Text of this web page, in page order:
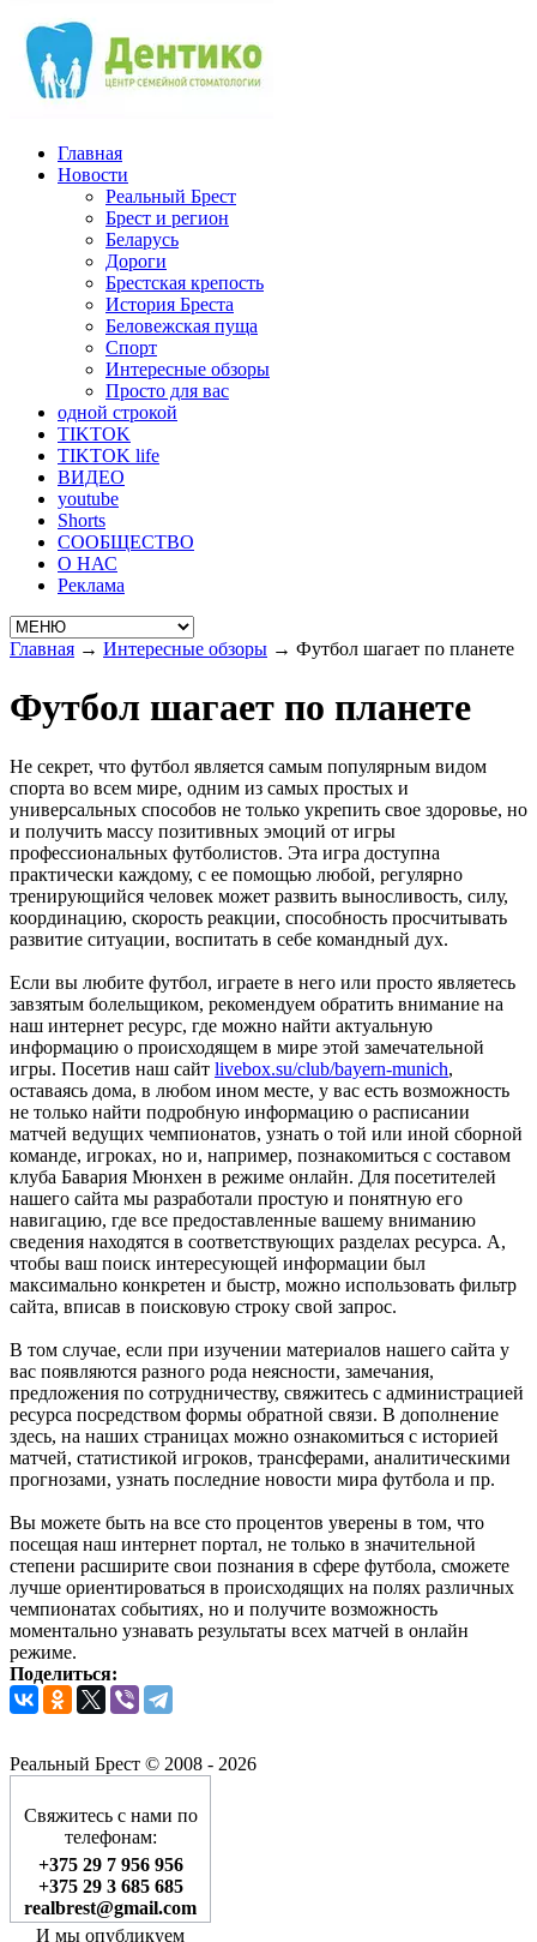
Главная
Новости
Реальный Брест
Брест и регион
Беларусь
Дороги
Брестская крепость
История Бреста
Беловежская пуща
Спорт
Интересные обзоры
Просто для вас
одной строкой
TIKTOK
TIKTOK life
ВИДЕО
youtube
Shorts
СООБЩЕСТВО
О НАС
Реклама
Главная → Интересные обзоры → Футбол шагает по планете
Футбол шагает по планете
Не секрет, что футбол является самым популярным видом
спорта во всем мире, одним из самых простых и
универсальных способов не только укрепить свое здоровье, но
и получить массу позитивных эмоций от игры
профессиональных футболистов. Эта игра доступна
практически каждому, с ее помощью любой, регулярно
тренирующийся человек может развить выносливость, силу,
координацию, скорость реакции, способность просчитывать
развитие ситуации, воспитать в себе командный дух.
Если вы любите футбол, играете в него или просто являетесь
завзятым болельщиком, рекомендуем обратить внимание на
наш интернет ресурс, где можно найти актуальную
информацию о происходящем в мире этой замечательной
игры. Посетив наш сайт livebox.su/club/bayern-munich,
оставаясь дома, в любом ином месте, у вас есть возможность
не только найти подробную информацию о расписании
матчей ведущих чемпионатов, узнать о той или иной сборной
команде, игроках, но и, например, познакомиться с составом
клуба Бавария Мюнхен в режиме онлайн. Для посетителей
нашего сайта мы разработали простую и понятную его
навигацию, где все предоставленные вашему вниманию
сведения находятся в соответствующих разделах ресурса. А,
чтобы ваш поиск интересующей информации был
максимально конкретен и быстр, можно использовать фильтр
сайта, вписав в поисковую строку свой запрос.
В том случае, если при изучении материалов нашего сайта у
вас появляются разного рода неясности, замечания,
предложения по сотрудничеству, свяжитесь с администрацией
ресурса посредством формы обратной связи. В дополнение
здесь, на наших страницах можно ознакомиться с историей
матчей, статистикой игроков, трансферами, аналитическими
прогнозами, узнать последние новости мира футбола и пр.
Вы можете быть на все сто процентов уверены в том, что
посещая наш интернет портал, не только в значительной
степени расширите свои познания в сфере футбола, сможете
лучше ориентироваться в происходящих на полях различных
чемпионатах событиях, но и получите возможность
моментально узнавать результаты всех матчей в онлайн
режиме.
Поделиться:
Реальный Брест © 2008 - 2026
Свяжитесь с нами по
телефонам:
+375 29 7 956 956
+375 29 3 685 685
realbrest@gmail.com
И мы опубликуем